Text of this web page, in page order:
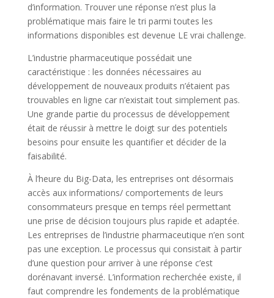
d’information. Trouver une réponse n’est plus la
problématique mais faire le tri parmi toutes les
informations disponibles est devenue LE vrai challenge.
L’industrie pharmaceutique possédait une
caractéristique : les données nécessaires au
développement de nouveaux produits n’étaient pas
trouvables en ligne car n’existait tout simplement pas.
Une grande partie du processus de développement
était de réussir à mettre le doigt sur des potentiels
besoins pour ensuite les quantifier et décider de la
faisabilité.
À l’heure du Big-Data, les entreprises ont désormais
accès aux informations/ comportements de leurs
consommateurs presque en temps réel permettant
une prise de décision toujours plus rapide et adaptée.
Les entreprises de l’industrie pharmaceutique n’en sont
pas une exception. Le processus qui consistait à partir
d’une question pour arriver à une réponse c’est
dorénavant inversé. L’information recherchée existe, il
faut comprendre les fondements de la problématique